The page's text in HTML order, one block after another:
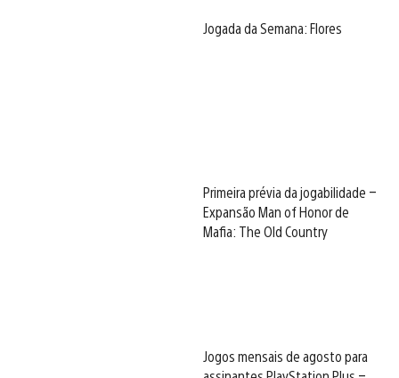
Jogada da Semana: Flores
Primeira prévia da jogabilidade –
Expansão Man of Honor de
Mafia: The Old Country
Jogos mensais de agosto para